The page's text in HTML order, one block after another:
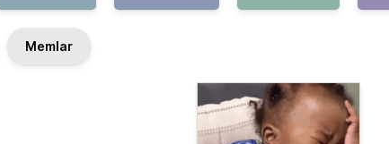
Memlar